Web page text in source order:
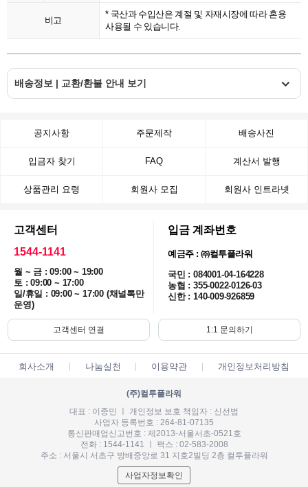
비고
* 국산과 수입산은 계절 및 자재시장에 따라 혼용
사용될 수 있습니다.
배송정보 | 교환/환불 안내 보기
공지사항 주문제작 배송사진
입금자 찾기 FAQ 계산서 발행
상품관리 요령 회원사 모집 회원사 인트라넷
고객센터
1544-1141
월 ~ 금 : 09:00 ~ 19:00
토 : 09:00 ~ 17:00
일/휴일 : 09:00 ~ 17:00 (채널톡만
운영)
입금 계좌번호
예금주 : ㈜컬투플라워
국민 : 084001-04-164228
농협 : 355-0022-0126-03
신한 : 140-009-926859
고객센터 연결 1:1 문의하기
회사소개 나눔실천 이용약관 개인정보처리방침
(주)컬투플라워
대표 : 이종민 ㅣ 개인정보 보호 책임자 : 신선범
사업자 등록번호 : 264-81-07135
통신판매업신고번호 : 제2013-서울서초-0521호
전화 : 1544-1141 ㅣ 팩스 : 02-583-2008
주소 : 서울시 서초구 방배중앙로 31 지호2빌딩 2층 컬투플라워
사업자정보확인